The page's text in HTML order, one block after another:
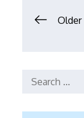
Older
Search